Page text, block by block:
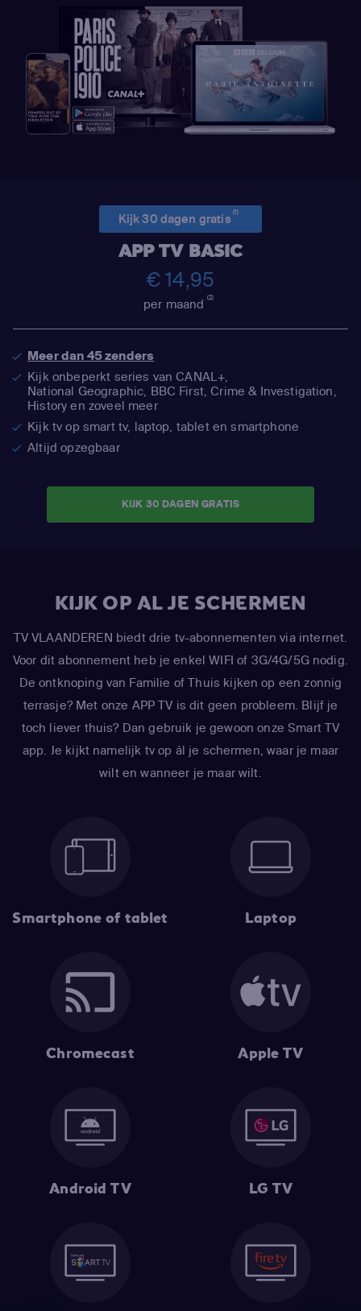
Kijk 30 dagen gratis(1)
APP TV BASIC
€ 14,95
per maand(2)
Meer dan 45 zenders
Kijk onbeperkt series van CANAL+,
National Geographic, BBC First, Crime & Investigation,
History en zoveel meer
Kijk tv op smart tv, laptop, tablet en smartphone
Altijd opzegbaar
KIJK 30 DAGEN GRATIS
KIJK OP AL JE SCHERMEN
TV VLAANDEREN biedt drie tv-abonnementen via internet.
Voor dit abonnement heb je enkel WIFI of 3G/4G/5G nodig.
De ontknoping van Familie of Thuis kijken op een zonnig
terrasje? Met onze APP TV is dit geen probleem. Blijf je
toch liever thuis? Dan gebruik je gewoon onze Smart TV
app. Je kijkt namelijk tv op ál je schermen, waar je maar
wilt en wanneer je maar wilt.
Smartphone of tablet Laptop
Chromecast Apple TV
Android TV LG TV